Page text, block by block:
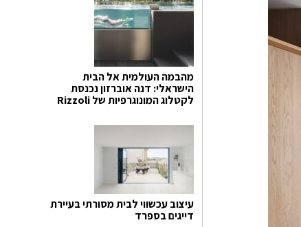
מהבמה העולמית אל הבית
הישראלי: דנה אוברזון נכנסת
לקטלוג המונוגרפיות של Rizzoli
עיצוב עכשווי לבית מסורתי בעיירת
דייגים בספרד